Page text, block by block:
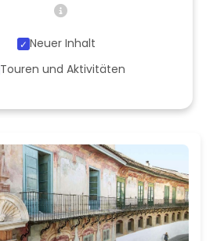
Neuer Inhalt
Touren und Aktivitäten